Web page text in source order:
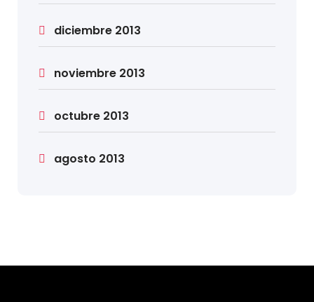
diciembre 2013
noviembre 2013
octubre 2013
agosto 2013